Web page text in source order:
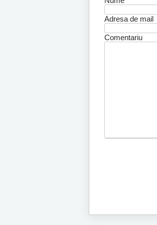
Adresa de mail
Comentariu